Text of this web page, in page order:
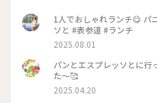
1人でおしゃれランチ😋 パニーニプレー
ソと #表参道 #ランチ
2025.08.01
パンとエスプレッソとに行
た〜🥰
2025.04.20